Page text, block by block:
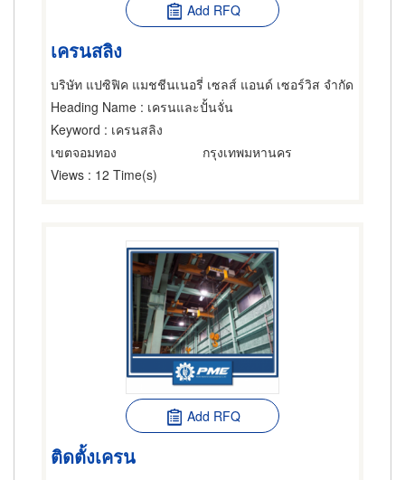
Add RFQ
เครนสลิง
บริษัท แปซิฟิค แมชชีนเนอรี่ เซลส์ แอนด์ เซอร์วิส จำกัด
Heading Name : เครนและปั้นจั่น
Keyword : เครนสลิง
เขตจอมทอง
กรุงเทพมหานคร
Views : 12 Time(s)
Add RFQ
ติดตั้งเครน